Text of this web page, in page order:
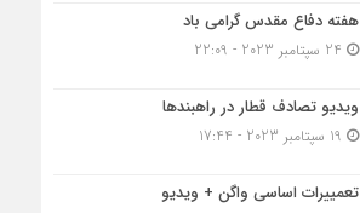
هفته دفاع مقدس گرامی باد
ویدیو تصادف قطار در راهبندها
تعمییرات اساسی واگن + ویدیو